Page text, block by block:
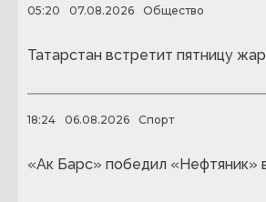
05:20 07.08.2026 Общество
Татарстан встретит пятницу
18:24 06.08.2026 Спорт
«Ак Барс» победил «Нефтяник»